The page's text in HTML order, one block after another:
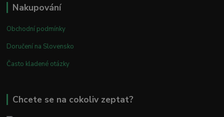
Nakupování
Obchodní podmínky
Doručení na Slovensko
Často kladené otázky
Chcete se na cokoliv zeptat?